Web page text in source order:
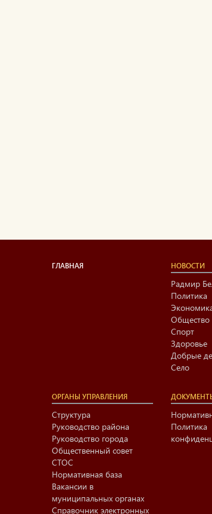
ГЛАВНАЯ НОВОСТИ
Радмир
Политика
Общество
Спорт
Здоровье
Добрые
Село
ОРГАНЫ УПРАВЛЕНИЯ
Структура
Руководство района
Руководство города
Общественный совет
СТОС
Нормативная база
Вакансии в
муниципальных органах
Справочник электронных
Политика